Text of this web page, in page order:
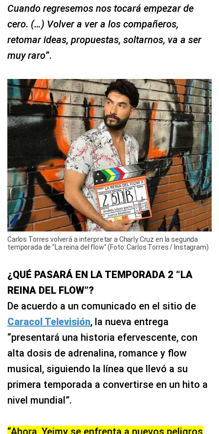
Cuando regresemos nos tocará empezar de
cero. (…) Volver a ver a los compañeros,
retomar ideas, propuestas, soltarnos, va a ser
muy raro”.
Carlos Torres volverá a interpretar a Charly Cruz en la segunda
temporada de "La reina del flow" (Foto: Carlos Torres / Instagram)
¿QUÉ PASARÁ EN LA TEMPORADA 2 “LA
REINA DEL FLOW”?
De acuerdo a un comunicado en el sitio de
Caracol Televisión, la nueva entrega
“presentará una historia efervescente, con
alta dosis de adrenalina, romance y flow
musical, siguiendo la línea que llevó a su
primera temporada a convertirse en un hito a
nivel mundial”.